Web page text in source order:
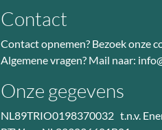
Contact
Contact opnemen? Bezoekonze
Algemene vragen? Mail naar:
Onze gegevens
NL89TRIO0198370032 t.n.v.